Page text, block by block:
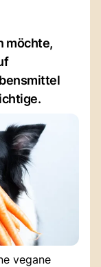
möchte,
vegane